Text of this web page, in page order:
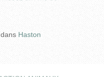
dans Haston